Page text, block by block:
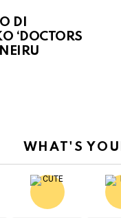
DI
‘DOCTORS
WHAT'S